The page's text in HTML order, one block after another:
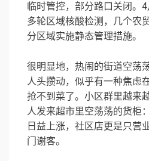
临时管控，部分路口关闭。
多轮区域核酸检测，几个农
分区域实施静态管理措施。
很明显地，热闹的街道空荡
人头攒动，似乎有一种焦虑
抢不到菜了。小区群里越来
人发来超市里空荡荡的货柜
日益上涨，社区店更是只营
门谢客。